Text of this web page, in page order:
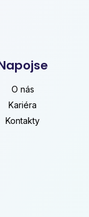
O nás
Kariéra
Kontakty